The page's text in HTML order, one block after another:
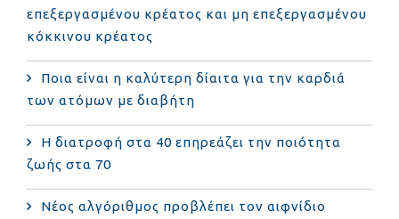
επεξεργασμένου κρέατος και μη επεξεργασμένου
κόκκινου κρέατος
Ποια είναι η καλύτερη δίαιτα για την καρδιά
των ατόμων με διαβήτη
Η διατροφή στα 40 επηρεάζει την ποιότητα
ζωής στα 70
Νέος αλγόριθμος προβλέπει τον αιφνίδιο